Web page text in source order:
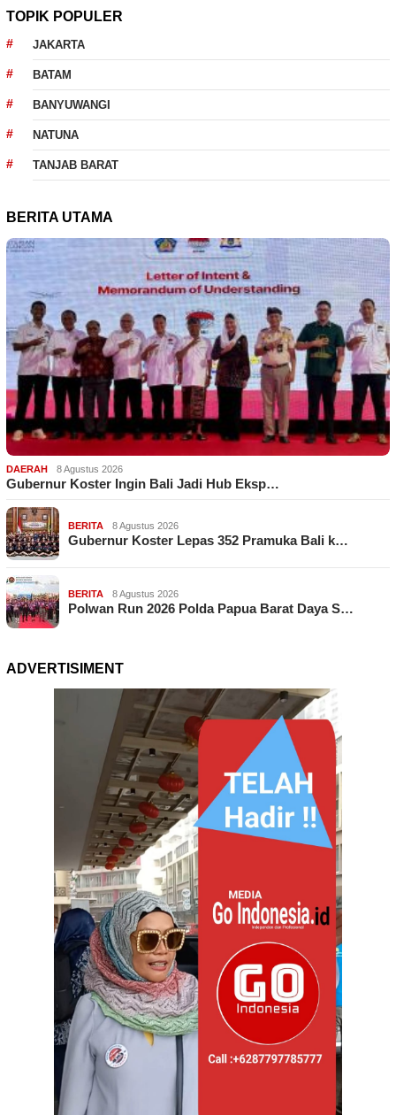
TOPIK POPULER
JAKARTA
BATAM
BANYUWANGI
NATUNA
TANJAB BARAT
BERITA UTAMA
DAERAH 8 Agustus 2026
Gubernur Koster Ingin Bali Jadi Hub Eksp…
BERITA 8 Agustus 2026
Gubernur Koster Lepas 352 Pramuka Bali k…
BERITA 8 Agustus 2026
Polwan Run 2026 Polda Papua Barat Daya S…
ADVERTISIMENT